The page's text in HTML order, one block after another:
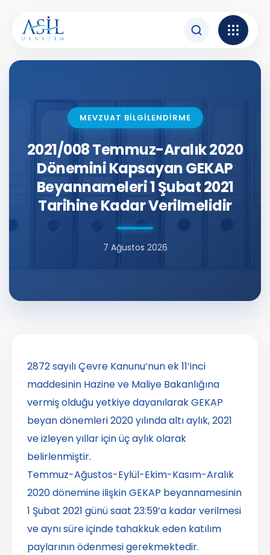
MEVZUAT BİLGİLENDİRME
2021/008 Temmuz-Aralık 2020
Dönemini Kapsayan GEKAP
Beyannameleri 1 Şubat 2021
Tarihine Kadar Verilmelidir
7 Ağustos 2026
2872 sayılı Çevre Kanunu’nun ek 11’inci
maddesinin Hazine ve Maliye Bakanlığına
vermiş olduğu yetkiye dayanılarak GEKAP
beyan dönemleri 2020 yılında altı aylık, 2021
ve izleyen yıllar için üç aylık olarak
belirlenmiştir.
Temmuz-Ağustos-Eylül-Ekim-Kasım-Aralık
2020 dönemine ilişkin GEKAP beyannamesinin
1 Şubat 2021 günü saat 23:59’a kadar verilmesi
ve aynı süre içinde tahakkuk eden katılım
paylarının ödenmesi gerekmektedir.